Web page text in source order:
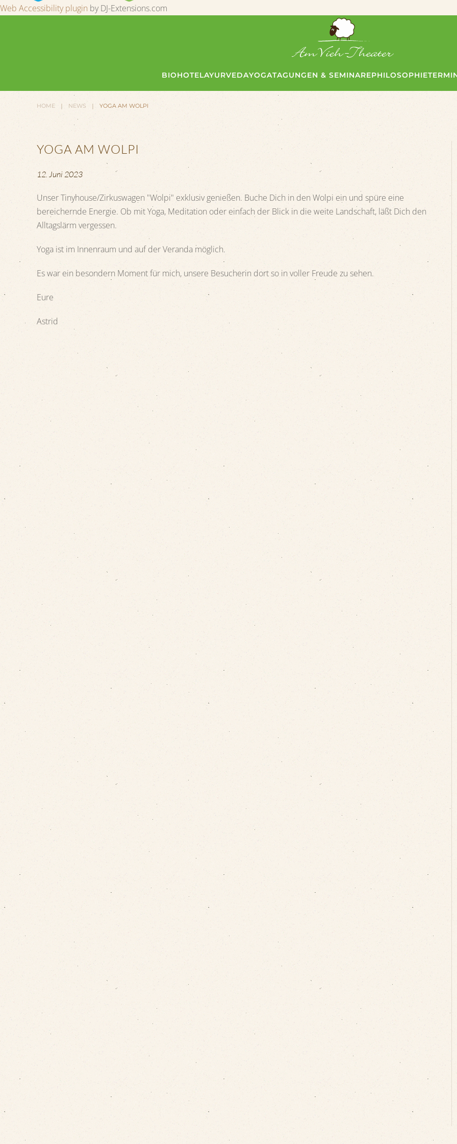
Web Accessibility plugin by DJ-Extensions.com
BIOHOTELAYURVEDAYOGATAGUNGEN & SEMINAREPHILOSOPHIE
HOME NEWS YOGA AM WOLPI
YOGA AM WOLPI
12. Juni 2023
Unser Tinyhouse/Zirkuswagen "Wolpi" exklusiv genießen. Buche Dich in den Wolpi ein und spüre eine
bereichernde Energie. Ob mit Yoga, Meditation oder einfach der Blick in die weite Landschaft, läßt Dich den
Alltagslärm vergessen.
Yoga ist im Innenraum und auf der Veranda möglich.
Es war ein besondern Moment für mich, unsere Besucherin dort so in voller Freude zu sehen.
Eure
Astrid